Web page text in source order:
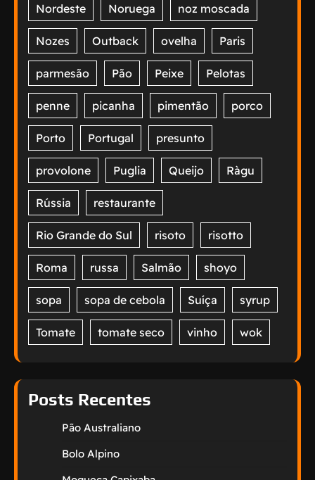
Nordeste Noruega noz moscada
Nozes Outback ovelha Paris
parmesão Pão Peixe Pelotas
penne picanha pimentão porco
Porto Portugal presunto
provolone Puglia Queijo Ràgu
Rússia restaurante
Rio Grande do Sul risoto risotto
Roma russa Salmão shoyo
sopa sopa de cebola Suíça syrup
Tomate tomate seco vinho wok
Posts Recentes
Pão Australiano
Bolo Alpino